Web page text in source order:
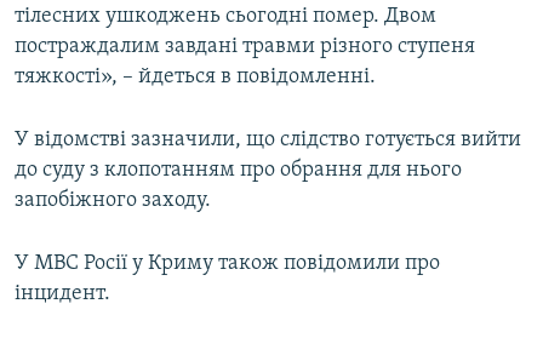
тілесних ушкоджень сьогодні помер. Двом
постраждалим завдані травми різного ступеня
тяжкості», – йдеться в повідомленні.
У відомстві зазначили, що слідство готується вийти
до суду з клопотанням про обрання для нього
запобіжного заходу.
У МВС Росії у Криму також повідомили про
інцидент.